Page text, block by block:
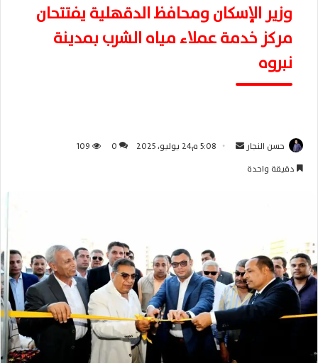
وزير الإسكان ومحافظ الدقهلية يفتتحان
مركز خدمة عملاء مياه الشرب بمدينة
نبروه
حسن النجار
ا
إ
ل
ك
5:08 م24 يوليو، 2025 0
109
دقيقة واحدة